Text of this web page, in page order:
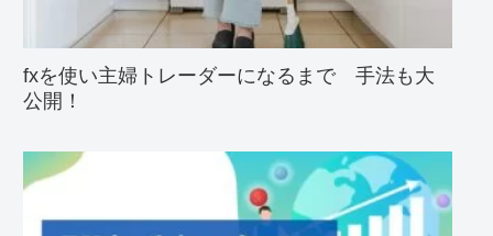
fxを使い主婦トレーダーになるまで 手法も大
公開！